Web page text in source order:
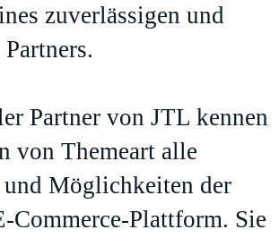
zuverlässigen und
Partner von JTL kennen
von Themeart alle
Möglichkeiten der
Commerce-Plattform. Sie